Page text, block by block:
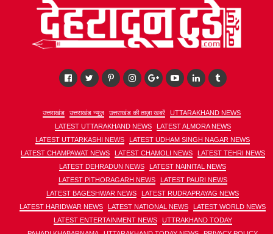
उत्तराखंड उत्तराखंड न्यूज़ उत्तराखंड की ताज़ा खबरें
UTTARAKHAND NEWS
LATEST UTTARAKHAND NEWS
LATEST ALMORA NEWS
LATEST UTTARKASHI NEWS
LATEST UDHAM SINGH NAGAR NEWS
LATEST CHAMPAWAT NEWS
LATEST CHAMOLI NEWS
LATEST TEHRI NEWS
LATEST DEHRADUN NEWS
LATEST NAINITAL NEWS
LATEST PITHORAGARH NEWS
LATEST PAURI NEWS
LATEST BAGESHWAR NEWS
LATEST RUDRAPRAYAG NEWS
LATEST HARIDWAR NEWS
LATEST NATIONAL NEWS
LATEST WORLD NEWS
LATEST ENTERTAINMENT NEWS
UTTRAKHAND TODAY